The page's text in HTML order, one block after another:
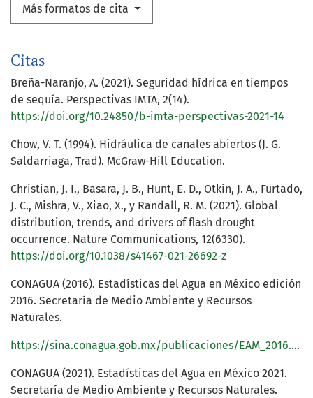
Más formatos de cita
Citas
Breña-Naranjo, A. (2021). Seguridad hídrica en tiempos
de sequía. Perspectivas IMTA, 2(14).
https://doi.org/10.24850/b-imta-perspectivas-2021-14
Chow, V. T. (1994). Hidráulica de canales abiertos (J. G.
Saldarriaga, Trad). McGraw-Hill Education.
Christian, J. I., Basara, J. B., Hunt, E. D., Otkin, J. A., Furtado,
J. C., Mishra, V., Xiao, X., y Randall, R. M. (2021). Global
distribution, trends, and drivers of flash drought
occurrence. Nature Communications, 12(6330).
https://doi.org/10.1038/s41467-021-26692-z
CONAGUA (2016). Estadísticas del Agua en México edición
2016. Secretaría de Medio Ambiente y Recursos
Naturales.
https://sina.conagua.gob.mx/publicaciones/EAM_2016.pdf
CONAGUA (2021). Estadísticas del Agua en México 2021.
Secretaría de Medio Ambiente y Recursos Naturales.